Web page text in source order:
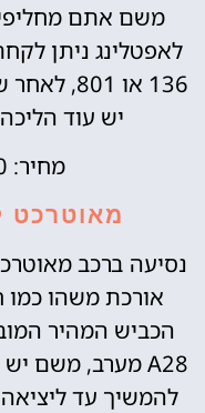
משם אתם
136 או
יש עוד
מחיר: 70 שקלים לאדם.
מאוטרכט
נסיעה ברכב
אורכת משהו כמו
הכביש המהיר